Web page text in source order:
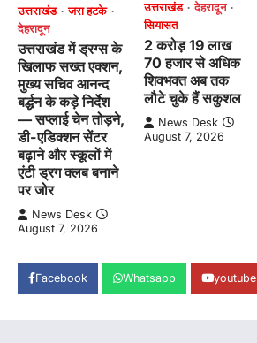
उत्तराखंड
जरा हटके
देहरादून
उत्तराखंड में ड्रग्स के
खिलाफ सख्त एक्शन,
मुख्य सचिव आनन्द
बर्द्धन के कड़े निर्देश
— सप्लाई चेन तोड़ने,
डी-एडिक्शन सेंटर
बढ़ाने और स्कूलों में
एंटी ड्रग क्लब बनाने
पर जोर
News Desk
August 7, 2026
उत्तराखंड
देहरादून
सियासत
2 करोड़ 19 लाख
70 हजार से अधिक
शिवभक्त अब तक
लौटे चुके हैं सकुशल
News Desk
August 7, 2026
Facebook Whatsapp youtube